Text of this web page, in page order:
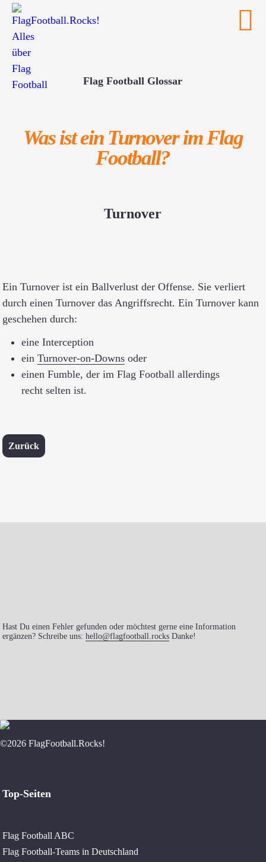
Flag Football Glossar
Was ist ein Turnover im Flag
Football?
Turnover
Ein Turnover ist ein Ballverlust der Offense. Sie verliert
durch einen Turnover das Angriffsrecht. Ein Turnover kann
geschehen durch:
eine Interception
einTurnover-on-Downs oder
einen Fumble, der im Flag Football allerdings
recht selten ist.
Zurück
Hast Du einen Fehler gefunden oder möchtest gerne eine Information
ergänzen? Schreibe uns:hello@flagfootball.rocks Danke!
©2026 FlagFootball.Rocks!
Top-Seiten
Navigation
überspringen
Flag Football ABC
Flag Football-Teams in Deutschland